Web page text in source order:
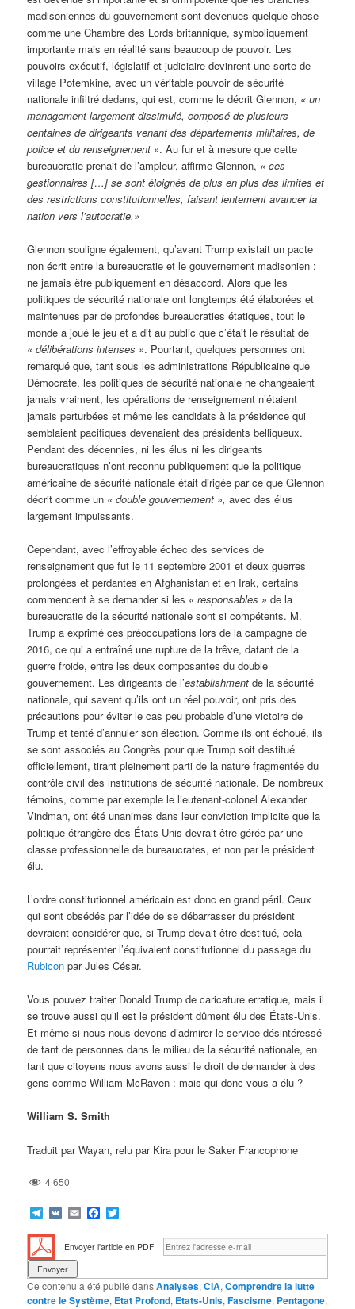
madisoniennes du gouvernement sont devenues quelque chose
comme une Chambre des Lords britannique, symboliquement
importante mais en réalité sans beaucoup de pouvoir. Les
pouvoirs exécutif, législatif et judiciaire devinrent une sorte de
village Potemkine, avec un véritable pouvoir de sécurité
nationale infiltré dedans, qui est, comme le décrit Glennon, « un
management largement dissimulé, composé de plusieurs
centaines de dirigeants venant des départements militaires, de
police et du renseignement ». Au fur et à mesure que cette
bureaucratie prenait de l’ampleur, affirme Glennon, « ces
gestionnaires […] se sont éloignés de plus en plus des limites et
des restrictions constitutionnelles, faisant lentement avancer la
nation vers l’autocratie.»
Glennon souligne également, qu’avant Trump existait un pacte
non écrit entre la bureaucratie et le gouvernement madisonien :
ne jamais être publiquement en désaccord. Alors que les
politiques de sécurité nationale ont longtemps été élaborées et
maintenues par de profondes bureaucraties étatiques, tout le
monde a joué le jeu et a dit au public que c’était le résultat de
« délibérations intenses ». Pourtant, quelques personnes ont
remarqué que, tant sous les administrations Républicaine que
Démocrate, les politiques de sécurité nationale ne changeaient
jamais vraiment, les opérations de renseignement n’étaient
jamais perturbées et même les candidats à la présidence qui
semblaient pacifiques devenaient des présidents belliqueux.
Pendant des décennies, ni les élus ni les dirigeants
bureaucratiques n’ont reconnu publiquement que la politique
américaine de sécurité nationale était dirigée par ce que Glennon
décrit comme un « double gouvernement », avec des élus
largement impuissants.
Cependant, avec l’effroyable échec des services de
renseignement que fut le 11 septembre 2001 et deux guerres
prolongées et perdantes en Afghanistan et en Irak, certains
commencent à se demander si les « responsables » de la
bureaucratie de la sécurité nationale sont si compétents. M.
Trump a exprimé ces préoccupations lors de la campagne de
2016, ce qui a entraîné une rupture de la trêve, datant de la
guerre froide, entre les deux composantes du double
gouvernement. Les dirigeants de l’establishment de la sécurité
nationale, qui savent qu’ils ont un réel pouvoir, ont pris des
précautions pour éviter le cas peu probable d’une victoire de
Trump et tenté d’annuler son élection. Comme ils ont échoué, ils
se sont associés au Congrès pour que Trump soit destitué
officiellement, tirant pleinement parti de la nature fragmentée du
contrôle civil des institutions de sécurité nationale. De nombreux
témoins, comme par exemple le lieutenant-colonel Alexander
Vindman, ont été unanimes dans leur conviction implicite que la
politique étrangère des États-Unis devrait être gérée par une
classe professionnelle de bureaucrates, et non par le président
élu.
L’ordre constitutionnel américain est donc en grand péril. Ceux
qui sont obsédés par l’idée de se débarrasser du président
devraient considérer que, si Trump devait être destitué, cela
pourrait représenter l’équivalent constitutionnel du passage du
Rubicon par Jules César.
Vous pouvez traiter Donald Trump de caricature erratique, mais il
se trouve aussi qu’il est le président dûment élu des États-Unis.
Et même si nous nous devons d’admirer le service désintéressé
de tant de personnes dans le milieu de la sécurité nationale, en
tant que citoyens nous avons aussi le droit de demander à des
gens comme William McRaven : mais qui donc vous a élu ?
William S. Smith
Traduit par Wayan, relu par Kira pour le Saker Francophone
4 650
Telegram
VK EmailFacebook
Envoyer l'article en PDF
Ce contenu a été publié dansAnalyses,CIA,Comprendre la lutte
contre le Système, Etat Profond, Etats-Unis,Fascisme, Pentagone,